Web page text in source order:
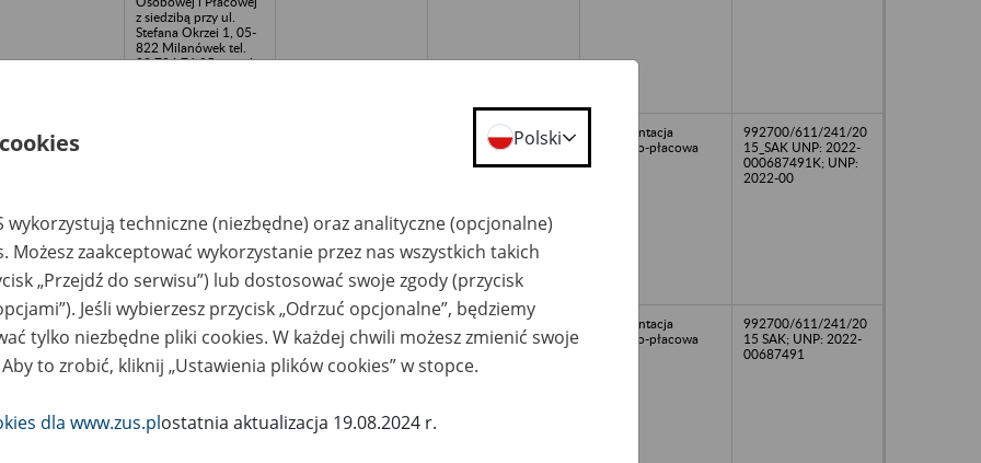
z siedzibą przy ul.
Stefana Okrzei 1, 05-
822 Milanówek tel.
22 724 76 05 e-mail:
Stefana Okrzei 1, 05-
22 724 76 05 e-mail:
apw.milanowek@wars
zawa.archiwa.gov.pl
dokumentacja
osobowo-płacowa
992700/611/241/20
15_SAK UNP: 2022-
000687491K; UNP:
2022-00
WOOD Spółka z
w Łodzi w
Archiwum Państwowe
w Warszawie
Dokumentacji
Stefana Okrzei 1, 05-
822 Milanówek tel.
dokumentacja
osobowo-płacowa
992700/611/241/20
15 SAK; UNP: 2022-
00687491
Polski
wykorzystują techniczne (niezbędne) oraz analityczne (opcjonalne)
Możesz zaakceptować wykorzystanie przez nas wszystkich takich
„Przejdź do serwisu”) lub dostosować swoje zgody (przycisk
Jeśli wybierzesz przycisk „Odrzuć opcjonalne”, będziemy
tylko niezbędne pliki cookies. W każdej chwili możesz zmienić swoje
to zrobić, kliknij „Ustawienia plików cookies” w stopce.
dla www.zus.plostatnia aktualizacja 19.08.2024 r.